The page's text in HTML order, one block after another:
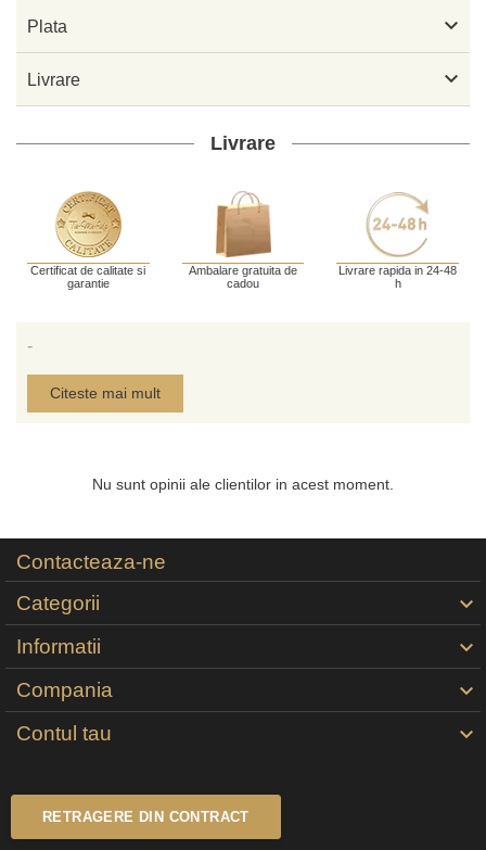
Plata 
Livrare 
Livrare
Certificat de calitate si
garantie
Ambalare gratuita de
cadou
Livrare rapida in 24-48
h
-
Citeste mai mult
Nu sunt opinii ale clientilor in acest moment.
Contacteaza-ne
Categorii

Informatii 
Compania 
Contul tau 
RETRAGERE DIN CONTRACT